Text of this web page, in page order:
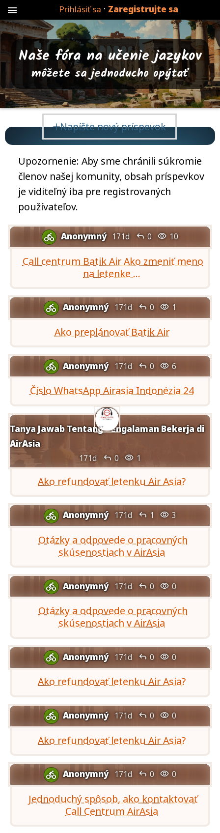
menu Prihlásiť sa · Zaregistrujte sa
Naše fóra na učenie jazykov
môžete sa jednoducho opýtať
Napíšte nový príspevok
Upozornenie: Aby sme chránili súkromie
členov našej komunity, obsah príspevkov
je viditeľný iba pre registrovaných
používateľov.
 Anonymný 171d  0  10
Call centrum Batik Air Ako zmeniť meno
na letenke ...
 Anonymný 171d  0  1
Ako preplánovať Batik Air
 Anonymný 171d  0  6
Číslo WhatsApp Airasia Indonézia 24
Tanya Jawab Tentang Pengalaman Bekerja di
AirAsia
171d  0  1
Ako refundovať letenku Air Asia?
 Anonymný 171d  1  3
Otázky a odpovede o pracovných
skúsenostiach v AirAsia
 Anonymný 171d  0  0
Otázky a odpovede o pracovných
skúsenostiach v AirAsia
 Anonymný 171d  0  0
Ako refundovať letenku Air Asia?
 Anonymný 171d  0  0
Ako refundovať letenku Air Asia?
 Anonymný 171d  0  0
Jednoduchý spôsob, ako kontaktovať
Call Centrum AirAsia